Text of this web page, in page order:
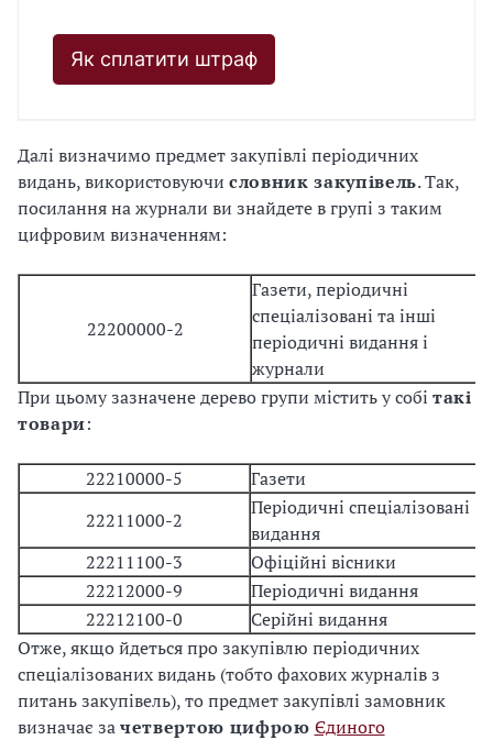
Як сплатити штраф
Далі визначимо предмет закупівлі періодичних
видань, використовуючи словник закупівель. Так,
посилання на журнали ви знайдете в групі з таким
цифровим визначенням:
22200000-2
Газети, періодичні
спеціалізовані та інші
періодичні видання і
журнали
При цьому зазначене дерево групи містить у собі такі
товари:
22210000-5 Газети
22211000-2
Періодичні спеціалізовані
видання
22211100-3
Офіційні вісники
22212000-9
Періодичні видання
22212100-0
Серійні видання
Отже, якщо йдеться про закупівлю періодичних
спеціалізованих видань (тобто фахових журналів з
питань закупівель), то предмет закупівлі замовник
визначає зачетвертою цифрою Єдиного